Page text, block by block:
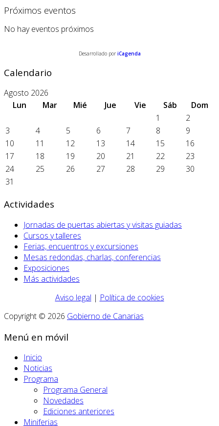
Próximos eventos
No hay eventos próximos
Desarrollado por iCagenda
Calendario
Agosto 2026
Lun
Mar Mié Jue Vie Sáb
Dom
1
2
3
4 5 6 7 8
9
10
11 12 13 14 15
16
17
18 19 20 21 22
23
24
25 26 27 28 29
30
31
Actividades
Jornadas de puertas abiertas y visitas guiadas
Cursos y talleres
Ferias, encuentros y excursiones
Mesas redondas, charlas, conferencias
Exposiciones
Más actividades
Aviso legal | Política de cookies
Copyright © 2026 Gobierno de Canarias
Menú en móvil
Inicio
Noticias
Programa
Programa General
Novedades
Ediciones anteriores
Miniferias